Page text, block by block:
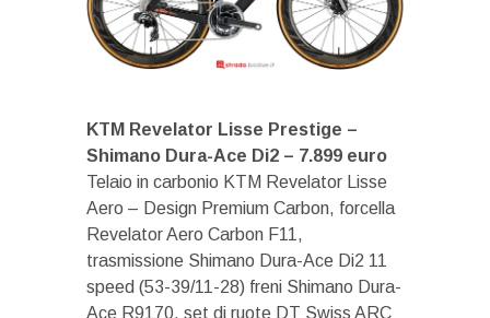
KTM Revelator Lisse Prestige –
Shimano Dura-Ace Di2 – 7.899 euro
Telaio in carbonio KTM Revelator Lisse
Aero – Design Premium Carbon, forcella
Revelator Aero Carbon F11,
trasmissione Shimano Dura-Ace Di2 11
speed (53-39/11-28) freni Shimano Dura-
Ace R9170, set di ruote DT Swiss ARC